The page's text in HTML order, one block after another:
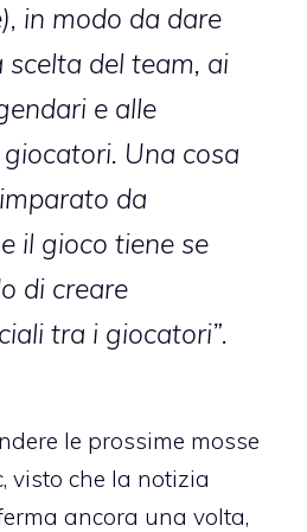
in modo da dare
scelta del team, ai
e alle
Una cosa
da
il gioco tiene se
di creare
tra i giocatori”.
le prossime mosse
visto che la notizia
ancora una volta,